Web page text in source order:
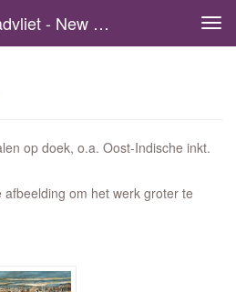
Marion Janssen-Quaadvliet - New York En Dubai
op doek, o.a. Oost-Indische inkt.
afbeelding om het werk groter te